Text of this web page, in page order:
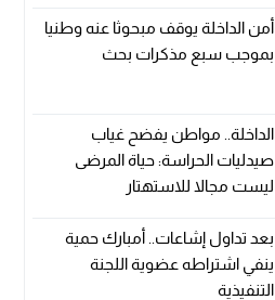
أمن الداخلة يوقف مبحوثا عنه وطنيا
بموجب سبع مذكرات بحث
الداخلة.. مواطن يفضح غياب
صيدليات الحراسة: حياة المرضى
ليست مجالا للاستهتار
بعد تداول إشاعات.. أمبارك حمية
ينفي اشتراطه عضوية اللجنة
التنفيذية